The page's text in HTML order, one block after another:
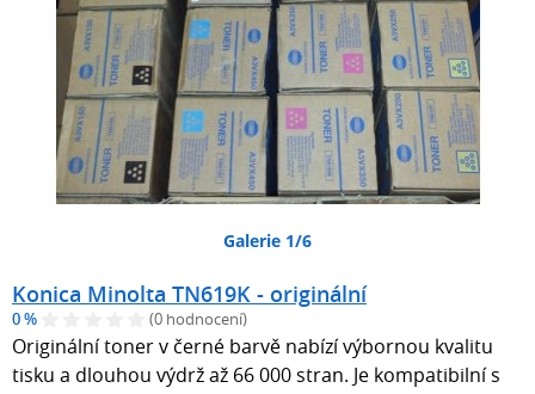
Galerie 1/6
Konica Minolta TN619K - originální
0 % (0 hodnocení)
Originální toner v černé barvě nabízí výbornou kvalitu
tisku a dlouhou výdrž až 66 000 stran. Je kompatibilní s